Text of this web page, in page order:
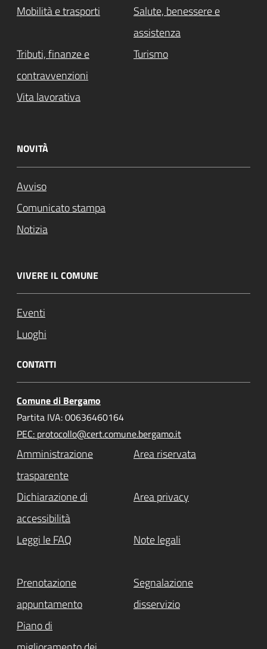
Mobilità e trasporti
Salute, benessere e
assistenza
Tributi, finanze e
contravvenzioni
Turismo
Vita lavorativa
NOVITÀ
Avviso
Comunicato stampa
Notizia
VIVERE IL COMUNE
Eventi
Luoghi
CONTATTI
Comune di Bergamo
Partita IVA: 00636460164
PEC: protocollo@cert.comune.bergamo.it
Amministrazione
trasparente
Area riservata
Dichiarazione di
accessibilità
Area privacy
Leggi le FAQ Note legali
Prenotazione
appuntamento
Segnalazione
disservizio
Piano di